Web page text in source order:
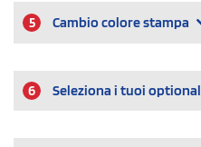
5 Cambio colore stampa
6 Seleziona i tuoi optional